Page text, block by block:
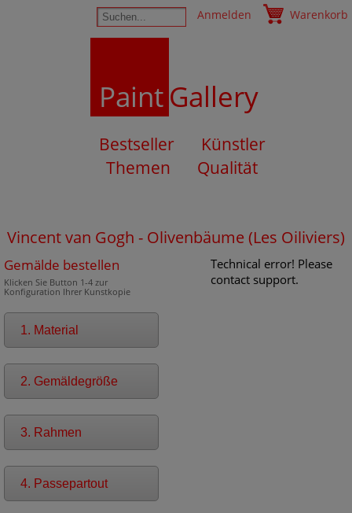
Anmelden Warenkorb
PaintGallery
Bestseller
Künstler
Themen
Qualität
Vincent van Gogh - Olivenbäume (Les Oiliviers)
Gemälde bestellen
Klicken Sie Button 1-4 zur
Konfiguration Ihrer Kunstkopie
1. Material
2. Gemäldegröße
3. Rahmen
4. Passepartout
Technical error! Please
contact support.